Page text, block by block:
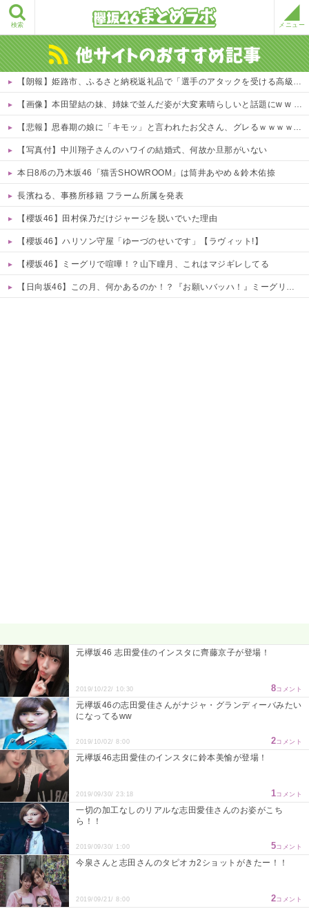
検索 メニュー
【朗報】姫路市、ふるさと納税返礼品で「選手のアタックを受ける高級SM」ｗｗｗｗ 他
【画像】本田望結の妹、姉妹で並んだ姿が大変素晴らしいと話題にw w w w w w w
【悲報】思春期の娘に「キモッ」と言われたお父さん、グレるｗｗｗｗｗｗｗ
【写真付】中川翔子さんのハワイの結婚式、何故か旦那がいない
本日8/6の乃木坂46「猫舌SHOWROOM」は筒井あやめ＆鈴木佑捺
長濱ねる、事務所移籍 フラーム所属を発表
【櫻坂46】田村保乃だけジャージを脱いでいた理由
【櫻坂46】ハリソン守屋「ゆーづのせいです」【ラヴィット!】
【櫻坂46】ミーグリで喧嘩！？山下瞳月、これはマジギレしてる
【日向坂46】この月、何かあるのか！？『お願いバッハ！』ミーグリ日程がこちら
元欅坂46 志田愛佳のインスタに齊藤京子が登場！
2019/10/22/ 10:30 8コメント
元欅坂46の志田愛佳さんがナジャ・グランディーバみたい
になってるww
2019/10/02/ 8:00 2コメント
元欅坂46志田愛佳のインスタに鈴本美愉が登場！
2019/09/30/ 23:18 1コメント
一切の加工なしのリアルな志田愛佳さんのお姿がこち
ら！！
2019/09/30/ 1:00 5コメント
今泉さんと志田さんのタピオカ2ショットがきたー！！
2019/09/21/ 8:00 2コメント